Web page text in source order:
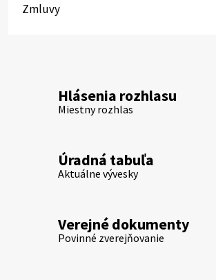
Zmluvy
Hlásenia rozhlasu
Miestny rozhlas
Úradná tabuľa
Aktuálne vývesky
Verejné dokumenty
Povinné zverejňovanie